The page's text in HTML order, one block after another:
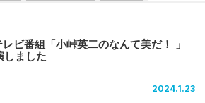
レビ番組 「小峠英二のなんて美だ！
」
しました
2024.1.23